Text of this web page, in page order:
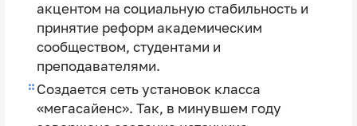
акцентом на социальную стабильность и
принятие реформ академическим
сообществом, студентами и
преподавателями.
Создается сеть установок класса
«мегасайенс». Так, в минувшем году